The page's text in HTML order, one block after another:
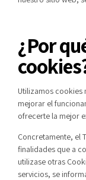
¿Por
Utilizamos cookies
mejorar el
ofrecerte la mejor
Concretamente, el
finalidades que a
utilizase otras
servicios, se